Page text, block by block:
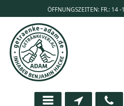
ÖFFNUNGSZEITEN: FR.: 14